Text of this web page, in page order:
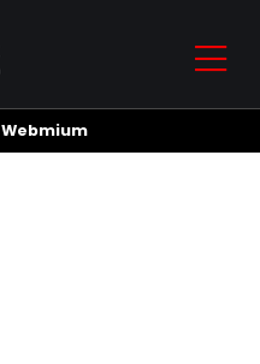
Webmium